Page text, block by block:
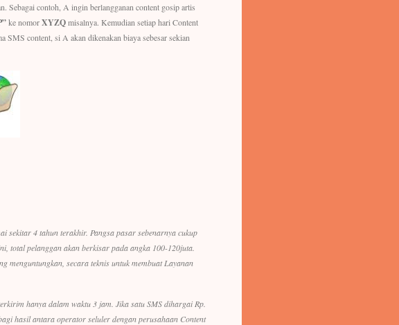
Sebagai contoh, A ingin berlangganan content gosip artis
ke nomorXYZQmisalnya. Kemudian setiap hari Content
content, si A akan dikenakan biaya sebesar sekian
sekitar 4 tahun terakhir. Pangsa pasar sebenarnya cukup
total pelanggan akan berkisar pada angka 100-120juta.
menguntungkan, secara teknis untuk membuat Layanan
hanya dalam waktu 3 jam. Jika satu SMS dihargai Rp.
hasil antara operator seluler dengan perusahaan Content